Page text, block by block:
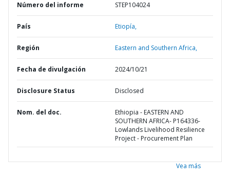
Número del informe STEP104024
País Etiopía,
Región Eastern and Southern Africa,
Fecha de divulgación 2024/10/21
Disclosure Status Disclosed
Nom. del doc.
Ethiopia - EASTERN AND
SOUTHERN AFRICA- P164336-
Lowlands Livelihood Resilience
Project - Procurement Plan
Vea más